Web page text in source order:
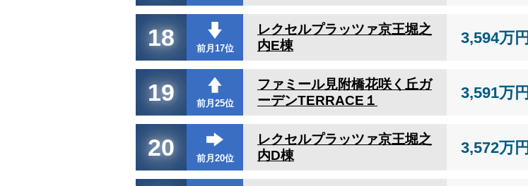
18 前月17位
レクセルプラッツァ京王堀之
内E棟
3,594万円
19 前月25位
ファミール見附橋花咲く丘ガ
ーデンTERRACE１
3,591万円
20 前月20位
レクセルプラッツァ京王堀之
内D棟
3,572万円